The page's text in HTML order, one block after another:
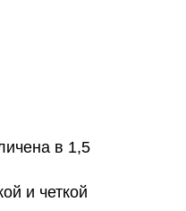
в 1,5
и четкой